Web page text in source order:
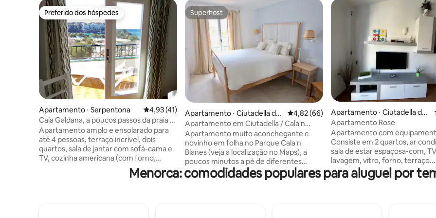
Preferido dos hóspedes
Preferido dos hóspedes
Apartamento ⋅ Serpentona 4,93 de uma avaliação média de 5, 41 avaliações
4,93 (41)
Cala Galdana, a poucos passos da praia e
das lojas
Apartamento amplo e ensolarado para
até 4 pessoas, terraço incrível, dois
quartos, sala de jantar com sofá-cama e
TV, cozinha americana (com forno,
fogão, micro-ondas, cafeteira,
torradeira), banheiro com chuveiro; Wi-
Superhost
Superhost
Apartamento ⋅ Ciutadella de
Menorca
4,82 de uma avaliação média de 5, 66
4,82 (66)
Apartamento em Ciutadella / Cala'n
Blanes
Apartamento muito aconchegante e
novinho em folha no Parque Cala'n
Blanes (veja a localização no Maps), a
poucos minutos a pé de diferentes
enseadas. Para 2 adultos com
possibilidade de 1 criança/bebê . 1 quarto
Apartamento ⋅ Ciutadella de
Menorca
Apartamento Rose
Apartamento com
Consiste em 2 quartos, ar
sala de estar espaçosa-com,
lavagem, vitro, forno, terraço...
ventilador de quarto grande e
para beber. Do lado da piscina
pé. O imposto será aplicado à
Menorca: comodidades populares para aluguel por